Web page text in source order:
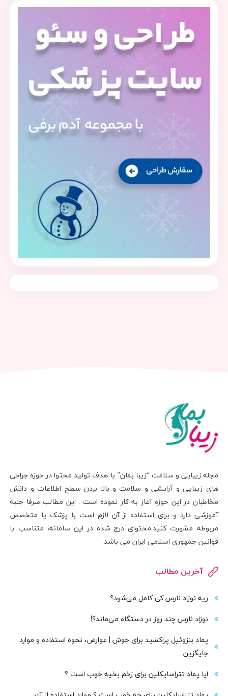
مجله زیبایی و سلامت “زیبا بمان” با هدف تولید محتوا در حوزه جراحی
های زیبایی و آرایشی و سلامت و بالا بردن سطح اطلاعات و دانش
مخاطبان در این حوزه آغاز به کار نموده است . این مطالب صرفا جنبه
آموزشی دارد و برای استفاده از آن لازم است با پزشک یا متخصص
مربوطه مشورت کنید.محتوای درج شده در این سامانه، متناسب با
قوانین جمهوری اسلامی ایران می باشد.
آخرین مطالب
ریه نوزاد نارس کی کامل می‌شود؟
نوزاد نارس چند روز در دستگاه می‌ماند؟!
پماد بنزوئیل پراکسید برای جوش | عوارض، نحوه استفاده و موارد
جایگزین
ایا پماد تتراسایکلین برای زخم بخیه خوب است ؟